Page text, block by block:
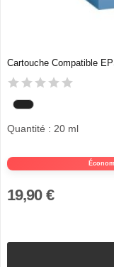
Cartouche Compatible
Quantité : 20 ml
19,90 €